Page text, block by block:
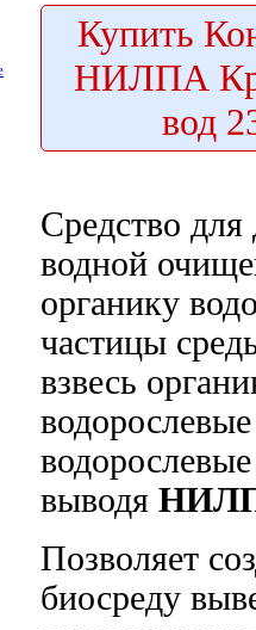
Купить
НИЛПА
вод
Средство для
водной
органику
частицы
взвесь
водорослевые
выводя
Позволяет
биосреду